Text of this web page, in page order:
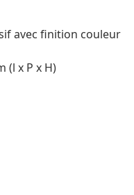
avec finition couleur
(l x P x H)